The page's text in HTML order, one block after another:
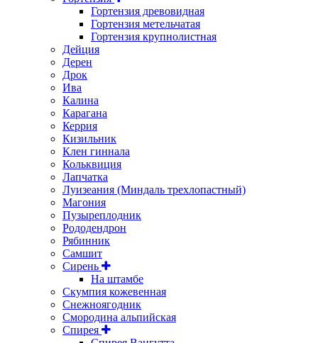
Гортензия древовидная
Гортензия метельчатая
Гортензия крупнолистная
Дейция
Дерен
Дрок
Ива
Калина
Карагана
Керрия
Кизильник
Клен гиннала
Кольквиция
Лапчатка
Луизеания (Миндаль трехлопастный)
Магония
Пузыреплодник
Рододендрон
Рябинник
Самшит
Сирень
На штамбе
Скумпия кожевенная
Снежноягодник
Смородина альпийская
Спирея